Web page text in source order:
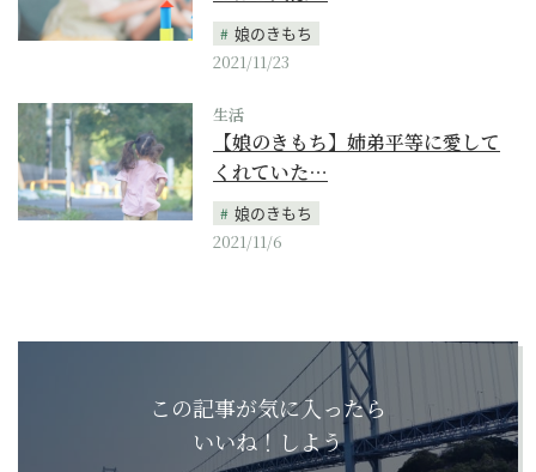
娘のきもち
2021/11/23
生活
【娘のきもち】姉弟平等に愛して
くれていた…
娘のきもち
2021/11/6
この記事が気に入ったら
いいね！しよう